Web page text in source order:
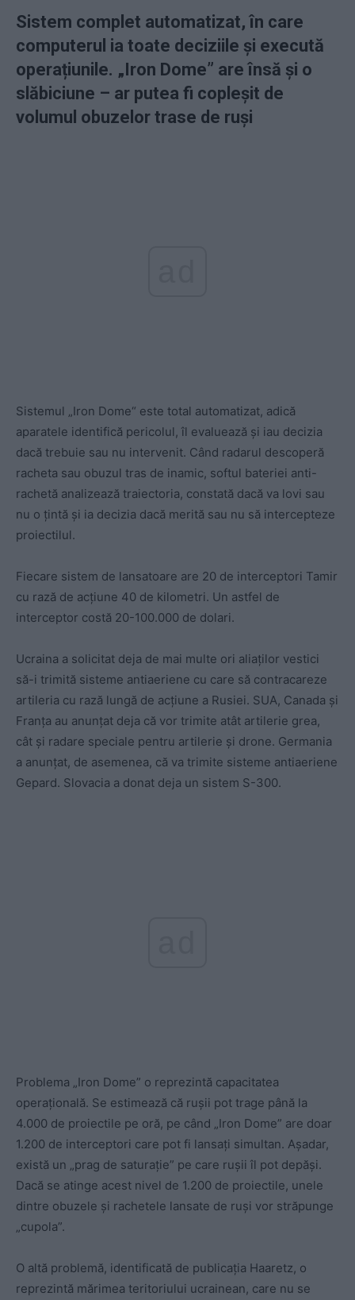
Sistem complet automatizat, în care
computerul ia toate deciziile și execută
operațiunile. „Iron Dome” are însă și o
slăbiciune – ar putea fi copleșit de
volumul obuzelor trase de ruși
Sistemul „Iron Dome“ este total automatizat, adică
aparatele identifică pericolul, îl evaluează și iau decizia
dacă trebuie sau nu intervenit. Când radarul descoperă
racheta sau obuzul tras de inamic, softul bateriei anti-
rachetă analizează traiectoria, constată dacă va lovi sau
nu o țintă și ia decizia dacă merită sau nu să intercepteze
proiectilul.
Fiecare sistem de lansatoare are 20 de interceptori Tamir
cu rază de acțiune 40 de kilometri. Un astfel de
interceptor costă 20-100.000 de dolari.
Ucraina a solicitat deja de mai multe ori aliaților vestici
să-i trimită sisteme antiaeriene cu care să contracareze
artileria cu rază lungă de acțiune a Rusiei. SUA, Canada și
Franța au anunțat deja că vor trimite atât artilerie grea,
cât și radare speciale pentru artilerie și drone. Germania
a anunțat, de asemenea, că va trimite sisteme antiaeriene
Gepard. Slovacia a donat deja un sistem S-300.
Problema „Iron Dome” o reprezintă capacitatea
operațională. Se estimează că rușii pot trage până la
4.000 de proiectile pe oră, pe când „Iron Dome” are doar
1.200 de interceptori care pot fi lansați simultan. Așadar,
există un „prag de saturație” pe care rușii îl pot depăși.
Dacă se atinge acest nivel de 1.200 de proiectile, unele
dintre obuzele și rachetele lansate de ruși vor străpunge
„cupola”.
O altă problemă, identificată de publicația Haaretz, o
reprezintă mărimea teritoriului ucrainean, care nu se